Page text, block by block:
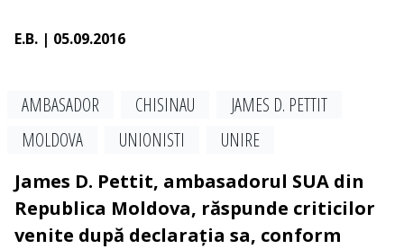
E.B. | 05.09.2016
AMBASADOR CHISINAU
JAMES D. PETTIT
MOLDOVA
UNIONISTI
UNIRE
James D. Pettit, ambasadorul SUA din
Republica Moldova, răspunde criticilor
venite după declarația sa, conform